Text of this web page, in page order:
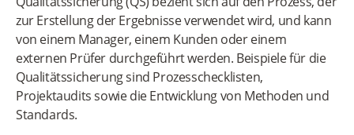
zur Erstellung der Ergebnisse verwendet wird, und kann
von einem Manager, einem Kunden oder einem
externen Prüfer durchgeführt werden. Beispiele für die
Qualitätssicherung sind Prozesschecklisten,
Projektaudits sowie die Entwicklung von Methoden und
Standards.